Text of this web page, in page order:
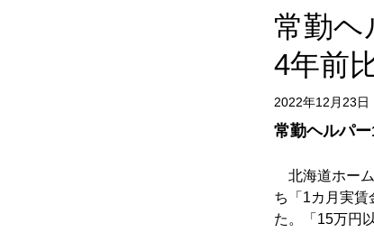
常勤
4年前
2022年12月23日
常勤ヘルパ
北海道ホーム
ち「1カ月実賃
た。「15万円